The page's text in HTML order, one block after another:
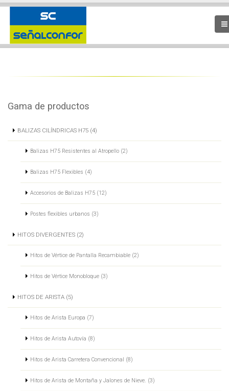
Gama de productos
BALIZAS CILÍNDRICAS H75 (4)
Balizas H75 Resistentes al Atropello (2)
Balizas H75 Flexibles (4)
Accesorios de Balizas H75 (12)
Postes flexibles urbanos (3)
HITOS DIVERGENTES (2)
Hitos de Vértice de Pantalla Recambiable (2)
Hitos de Vértice Monobloque (3)
HITOS DE ARISTA (5)
Hitos de Arista Europa (7)
Hitos de Arista Autovía (8)
Hitos de Arista Carretera Convencional (8)
Hitos de Arista de Montaña y Jalones de Nieve. (3)